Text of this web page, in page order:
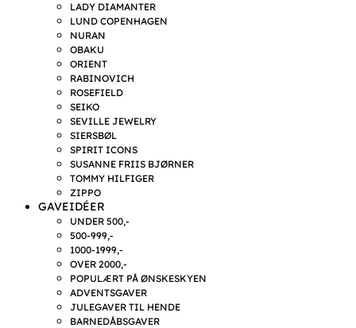
LADY DIAMANTER
LUND COPENHAGEN
NURAN
OBAKU
ORIENT
RABINOVICH
ROSEFIELD
SEIKO
SEVILLE JEWELRY
SIERSBØL
SPIRIT ICONS
SUSANNE FRIIS BJØRNER
TOMMY HILFIGER
ZIPPO
GAVEIDÉER
UNDER 500,-
500-999,-
1000-1999,-
OVER 2000,-
POPULÆRT PÅ ØNSKESKYEN
ADVENTSGAVER
JULEGAVER TIL HENDE
BARNEDÅBSGAVER